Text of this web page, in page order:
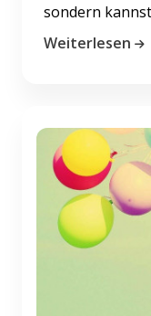
sondern
Weiterlesen